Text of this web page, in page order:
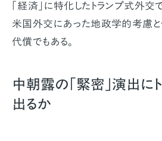
「経済」に特化したトランプ式外交
米国外交にあった地政学的考慮
代償でもある。
中朝露の「緊密」演出に
出るか